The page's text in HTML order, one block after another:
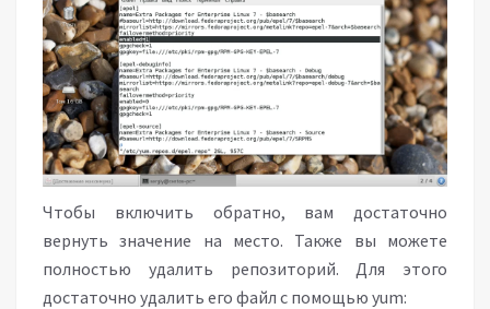
Чтобы включить обратно, вам достаточно
вернуть значение на место. Также вы можете
полностью удалить репозиторий. Для этого
достаточно удалить его файл с помощью yum: